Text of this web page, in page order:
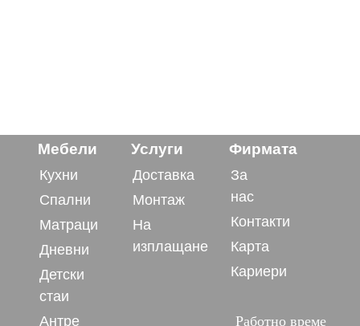
Мебели
Кухни
Спални
Матраци
Дневни
Детски
стаи
Антре
Услуги
Доставка
Монтаж
На
изплащане
Фирмата
За
нас
Контакти
Карта
Кариери
Работно време